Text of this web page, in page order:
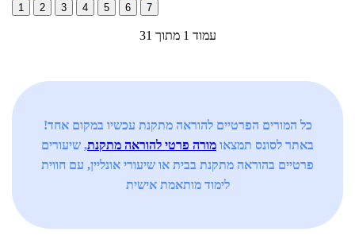
1
2 3 4 5 6 7
עמוד 1 מתוך 31
כל המורים הפרטיים להוראה מתקנת עכשיו במקום אחד!
באתר לסונס תמצאו מורה פרטי להוראה מתקנת, שיעורים
פרטיים בהוראה מתקנת בבית או שיעורי אונליין, עם חווית
לימוד מותאמת אישית